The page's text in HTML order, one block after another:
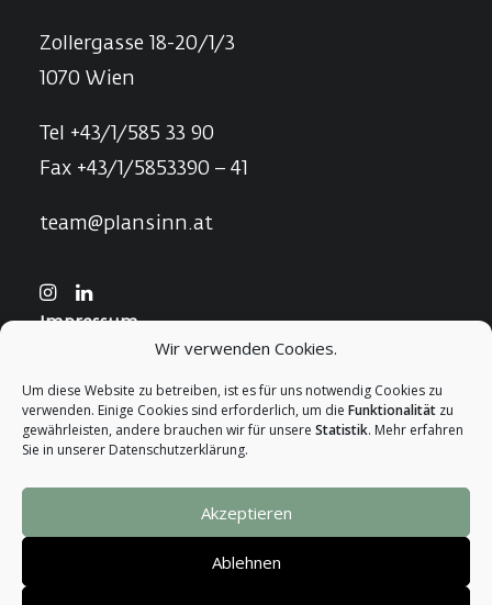
Wir verwenden Cookies.
Um diese Website zu betreiben, ist es für uns notwendig Cookies zu
verwenden. Einige Cookies sind erforderlich, um die Funktionalität zu
gewährleisten, andere brauchen wir für unsere Statistik. Mehr erfahren
Sie in unserer Datenschutzerklärung.
Akzeptieren
Ablehnen
Zollergasse 18-20/1/3
1070 Wien
Tel +43/1/585 33 90
Fax +43/1/5853390 – 41
team@plansinn.at
Impressum
Cookie-Richtlinien
DSGVO
© 2026 PlanSinn. All rights reserved